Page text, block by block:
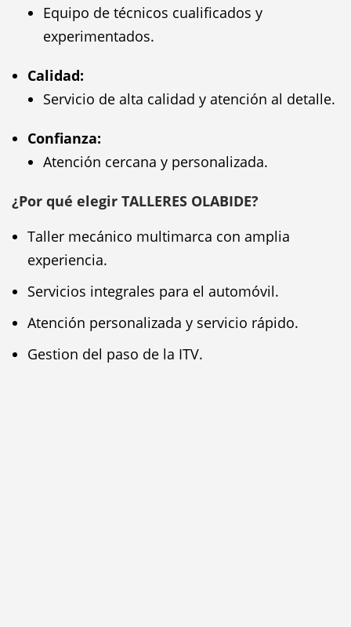
Equipo de técnicos cualificados y
experimentados.
Calidad:
Servicio de alta calidad y atención al detalle.
Confianza:
Atención cercana y personalizada.
¿Por qué elegir TALLERES OLABIDE?
Taller mecánico multimarca con amplia
experiencia.
Servicios integrales para el automóvil.
Atención personalizada y servicio rápido.
Gestion del paso de la ITV.